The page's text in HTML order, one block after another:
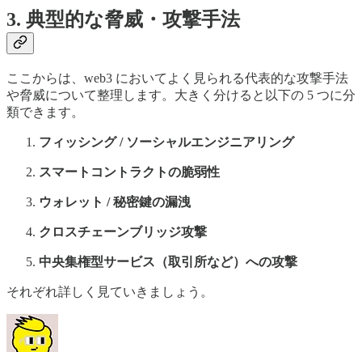
3. 典型的な脅威・攻撃手法
ここからは、web3 においてよく見られる代表的な攻撃手法
や脅威について整理します。大きく分けると以下の 5 つに分
類できます。
フィッシング / ソーシャルエンジニアリング
スマートコントラクトの脆弱性
ウォレット / 秘密鍵の漏洩
クロスチェーンブリッジ攻撃
中央集権型サービス（取引所など）への攻撃
それぞれ詳しく見ていきましょう。